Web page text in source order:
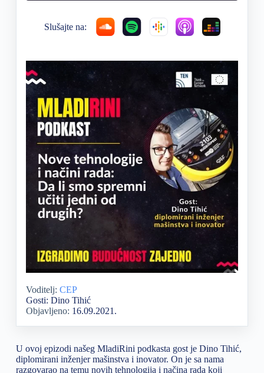
Voditelj: CEP
Gosti: Dino Tihić
Objavljeno: 16.09.2021.
Slušajte na:
U ovoj epizodi našeg MladiRini podkasta gost je Dino Tihić,
diplomirani inženjer mašinstva i inovator. On je sa nama
razgovarao na temu novih tehnologija i načina rada koji